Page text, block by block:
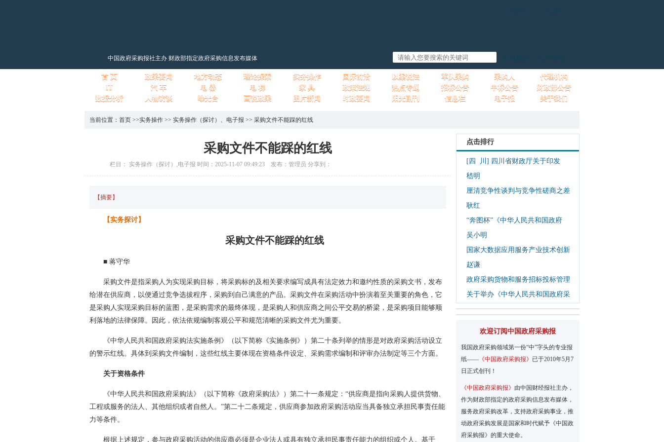
中国政府采购报社主办 财政部指定政府采购信息发布媒体
首 页 政采要闻 地方动态 理论探索 实务操作 国际前沿 以案说法 军队采购 采购人
代理机构
IT
汽 车 电 器 电 梯 家 具 政策法规 热点专题 招标公告 中标公告
财政部公告
数据分析
人物访谈 曝光台 画说政采 图片新闻 时政要闻 阳光副刊 信息栏 电子报 关于我们
当前位置： 首页 >>实务操作 >> 实务操作（探讨） 、 电子报 >> 采购文件不能踩的红线
采购文件不能踩的红线
栏目： 实务操作（探讨）,电子报 时间：2025-11-07 09:49:23 发布：管理员 分享到：
【摘要】
【实务探讨】
采购文件不能踩的红线
■ 蒋守华
采购文件是指采购人为实现采购目标，将采购标的及相关要求编写成具有法定效力和邀约性质的采购文书，发布
给潜在供应商，以便通过竞争选拔程序，采购到自己满意的产品。采购文件在采购活动中扮演着至关重要的角色，它
是采购人实现采购目标的蓝图，是采购需求的最终体现，是采购人和供应商之间公平交易的桥梁，是采购项目能够顺
利落地的法律保障。因此，依法依规编制客观公平和规范清晰的采购文件尤为重要。
《中华人民共和国政府采购法实施条例》（以下简称《实施条例》）第二十条列举的情形是对政府采购活动设立
的警示红线。具体到采购文件编制，这些红线主要体现在资格条件设定、采购需求编制和评审办法制定等三个方面。
关于资格条件
《中华人民共和国政府采购法》（以下简称《政府采购法》）第二十一条规定：“供应商是指向采购人提供货物、
工程或服务的法人、其他组织或者自然人。”第二十二条规定，供应商参加政府采购活动应当具备独立承担民事责任能
力等条件。
根据上述规定，参与政府采购活动的供应商必须是企业法人或具有独立承担民事责任能力的组织或个人。基于
点击排行
[四 川] 四川省财政厅关于印发
嵇明
厘清竞争性谈判与竞争性磋商之差
耿红
“奔图杯”《中华人民共和国政府
吴小明
国家大数据应用服务产业技术创新
赵谦
政府采购货物和服务招标投标管理
关于举办《中华人民共和国政府采
欢迎订阅中国政府采购报
我国政府采购领域第一份“中”字头的专业报
纸—— 《中国政府采购报》 已于2010年5月7
日正式创刊！
《中国政府采购报》 由中国财经报社主办，
作为财政部指定的政府采购信息发布媒体，
服务政府采购改革，支持政府采购事业，推
动政府采购发展是国家和时代赋予《中国政
府采购报》的重大使命。